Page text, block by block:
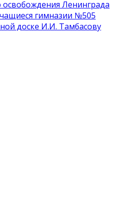
освобождения Ленинграда
гимназии №505
доске И.И. Тамбасову